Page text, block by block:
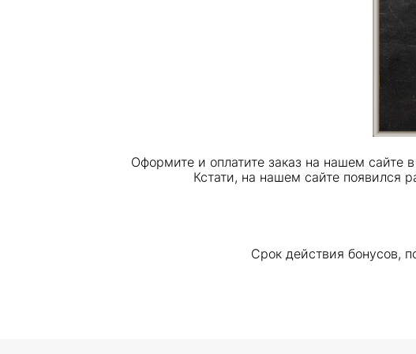
Оформите и оплатите заказ на нашем сайте
Кстати, на нашем сайте появился
Срок действия бонусов,